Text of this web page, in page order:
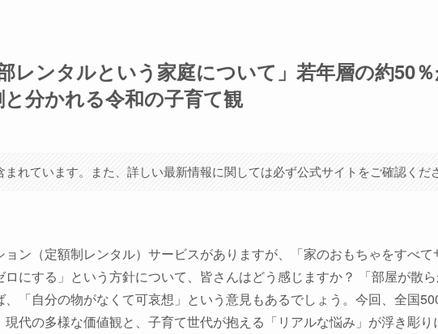
レンタルという家庭について」若年層の約50
分かれる令和の子育て観
れています。また、詳しい最新情報に関しては必ず公式サイトをご確認くだ
ン（定額制レンタル）サービスがありますが、「家のおもちゃをすべて
にする」という方針について、皆さんはどう感じますか？ 「部屋が散
「自分の物がなくて可哀想」という意見もあるでしょう。今回、全国
代の多様な価値観と、子育て世代が抱える「リアルな悩み」が浮き彫り